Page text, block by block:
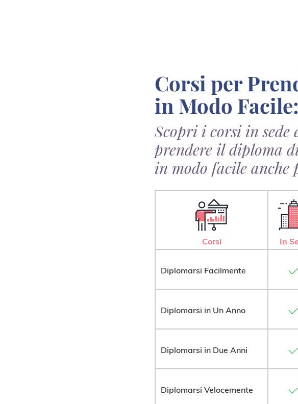
Corsi per Prendere il Diploma a Sassari
in Modo Facile:
Scopri i corsi in
prendere il diploma
in modo facile anche
Corsi In
Diplomarsi Facilmente
Diplomarsi in Un Anno
Diplomarsi in Due Anni
Diplomarsi Velocemente